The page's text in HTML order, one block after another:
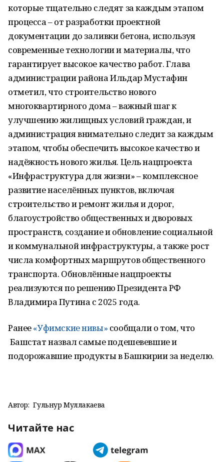
которые тщательно следят за каждым этапом
процесса – от разработки проектной
документации до заливки бетона, используя
современные технологии и материалы, что
гарантирует высокое качество работ. Глава
администрации района Ильдар Мустафин
отметил, что строительство нового
многоквартирного дома – важный шаг к
улучшению жилищных условий граждан, и
администрация внимательно следит за каждым
этапом, чтобы обеспечить высокое качество и
надёжность нового жилья. Цель нацпроекта
«Инфраструктура для жизни» – комплексное
развитие населённых пунктов, включая
строительство и ремонт жилья и дорог,
благоустройство общественных и дворовых
пространств, создание и обновление социальной
и коммунальной инфраструктуры, а также рост
числа комфортных маршрутов общественного
транспорта. Обновлённые нацпроекты
реализуются по решению Президента РФ
Владимира Путина с 2025 года.
Ранее«Уфимские нивы» сообщали о том, что
Башстат назвал самые подешевевшие и
подорожавшие продукты в Башкирии за неделю.
Автор: Гульнур Муллакаева
Читайте нас